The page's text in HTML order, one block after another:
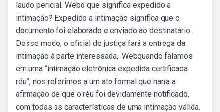
laudo pericial. Webo que significa expedido a
intimação? Expedido a intimação significa que o
documento foi elaborado e enviado ao destinatário.
Desse modo, o oficial de justiça fará a entrega da
intimação à parte interessada,. Webquando falamos
em uma “intimação eletrônica expedida certificada
réu”, nos referimos a um ato formal que narra a
afirmação de que o réu foi devidamente notificado,
com todas as características de uma intimação válida.